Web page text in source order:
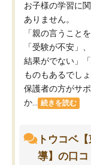
お子様の学習に
ありません。
「親の言うこと
「受験が不安」
結果がでない」
ものもあるでしょ
保護者の方がサ
か...
続きを読む
トウコベ
導】の口コ